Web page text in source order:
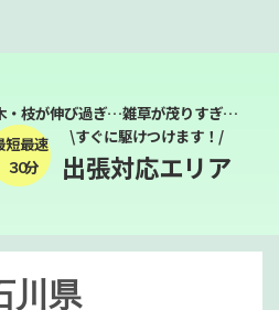
・枝が伸び過ぎ…雑草が茂りすぎ…
短最速
３０分
\すぐに駆けつけます！/
出張対応エリア
川県